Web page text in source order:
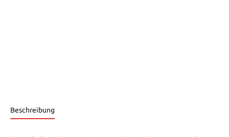
Beschreibung